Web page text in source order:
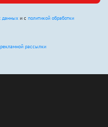
данных и с политикой обработки
рассылки